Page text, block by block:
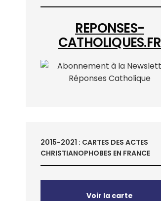
REPONSES-
CATHOLIQUES.FR
2015-2021 : CARTES DES ACTES
CHRISTIANOPHOBES EN FRANCE
Voir la carte